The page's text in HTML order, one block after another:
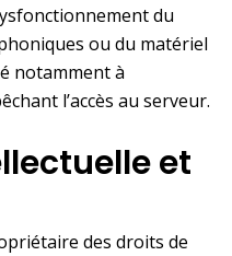
du
ou du matériel
notamment à
l’accès au serveur.
et
des droits de